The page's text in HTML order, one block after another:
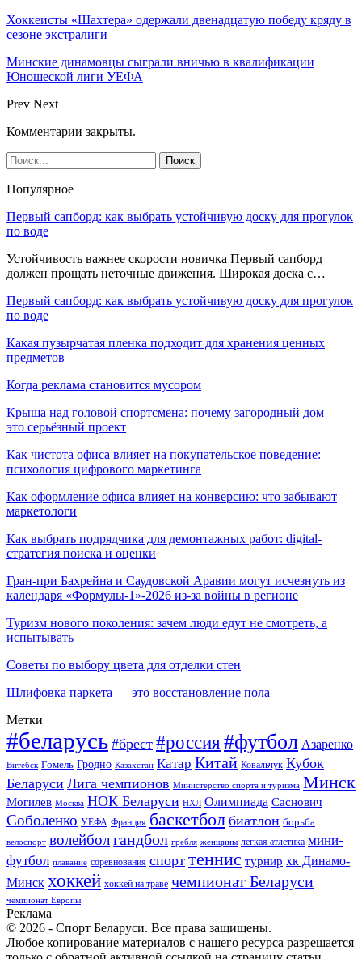
Хоккеисты «Шахтера» одержали двенадцатую победу кряду в
сезоне экстралиги
Минские динамовцы сыграли вничью в квалификации
Юношеской лиги УЕФА
Prev Next
Комментарии закрыты.
Популярное
Первый сапборд: как выбрать устойчивую доску для прогулок
по воде
Устойчивость важнее скорости новичка Первый сапборд
должен прощать неточные движения. Широкая доска с…
Первый сапборд: как выбрать устойчивую доску для прогулок
по воде
Какая пузырчатая пленка подходит для хранения ценных
предметов
Когда реклама становится мусором
Крыша над головой спортсмена: почему загородный дом —
это серьёзный проект
Как чистота офиса влияет на покупательское поведение:
психология цифрового маркетинга
Как оформление офиса влияет на конверсию: что забывают
маркетологи
Как выбрать подрядчика для демонтажных работ: digital-
стратегия поиска и оценки
Гран-при Бахрейна и Саудовской Аравии могут исчезнуть из
календаря «Формулы-1»-2026 из-за войны в регионе
Туризм нового поколения: зачем люди едут не смотреть, а
испытывать
Советы по выбору цвета для отделки стен
Шлифовка паркета — это восстановление пола
Метки
#беларусь #брест #россия#футбол Азаренко
Витебск Гомель Гродно Казахстан Катар Китай Ковальчук Кубок
Беларуси Лига чемпионов Министерство спорта и туризма Минск
Могилев Москва НОК Беларуси НХЛ Олимпиада Саснович
Соболенко УЕФА Франция баскетбол биатлон борьба
велоспорт волейболгандбол гребля женщины легкая атлетика мини-
футбол плавание соревнования спорт теннис турнир хк Динамо-
Минск хоккей хоккей на траве чемпионат Беларуси
чемпионат Европы
Реклама
© 2026 - Спорт Беларуси. Все права защищены.
Любое копирование материалов с нашего ресурса разрешается